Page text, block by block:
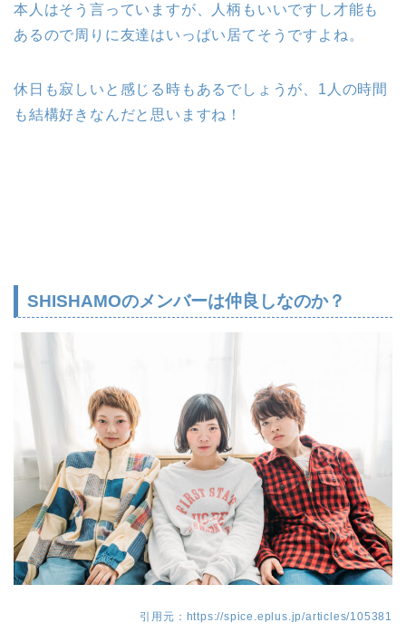
本人はそう言っていますが、人柄もいいですし才能も
あるので周りに友達はいっぱい居てそうですよね。
休日も寂しいと感じる時もあるでしょうが、1人の時間
も結構好きなんだと思いますね！
SHISHAMOのメンバーは仲良しなのか？
引用元：https://spice.eplus.jp/articles/105381